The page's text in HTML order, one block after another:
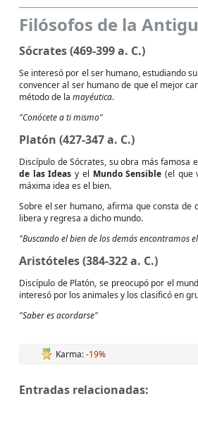
Filósofos de la
Sócrates (469-399 a. C.)
Se interesó por el ser humano, estudiando
convencer al ser humano de que el mejor
método de la mayéutica.
"Conócete a ti mismo"
Platón (427-347 a. C.)
Discípulo de Sócrates, su obra más famosa
de las Ideas y el Mundo Sensible (el que
máxima idea es el bien.
Sobre el ser humano, afirma que consta de
libera y regresa a dicho mundo.
"Buscando el bien de los demás encontramos
Aristóteles (384-322 a. C.)
Discípulo de Platón, se preocupó por el
interesó por los animales y los clasificó en
"Saber es acordarse"
Karma:-19%
Entradas relacionadas: